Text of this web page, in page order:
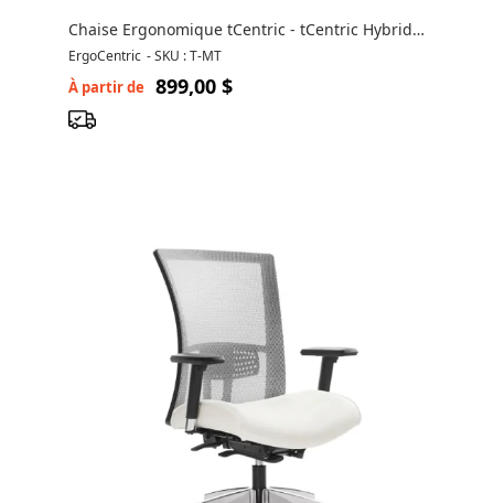
Chaise Ergonomique tCentric - tCentric Hybrid
par ergoCentric
ErgoCentric -SKU : T-MT
À partir de 899,00 $